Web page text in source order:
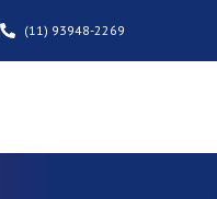
(11) 93948-2269